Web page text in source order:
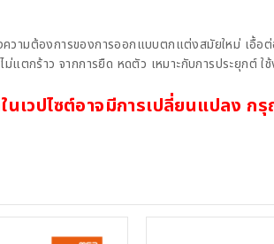
ามต้องการของการออกแบบตกแต่งสมัยใหม่ เอื้อ
ตกร้าว จากการยืด หดตัว เหมาะกับการประยุกต์
นเวปไซต์อาจมีการเปลี่ยนแปลง